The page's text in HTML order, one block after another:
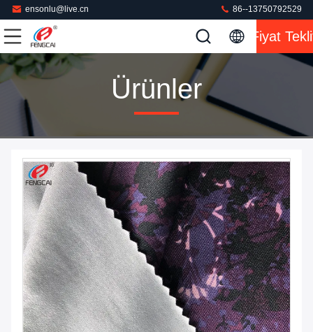
ensonlu@live.cn 86--13750792529
Fiyat
Ürünler